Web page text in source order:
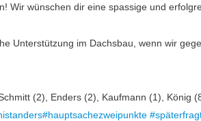
Wir wünschen dir eine spassige und
Unterstützung im Dachsbau, wenn wir
(2), Enders (2), Kaufmann (1),
#hauptsachezweipunkte